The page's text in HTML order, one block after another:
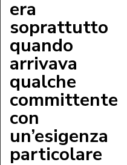
era
soprattutto
quando
arrivava
qualche
committente
con
un’esigenza
particolare